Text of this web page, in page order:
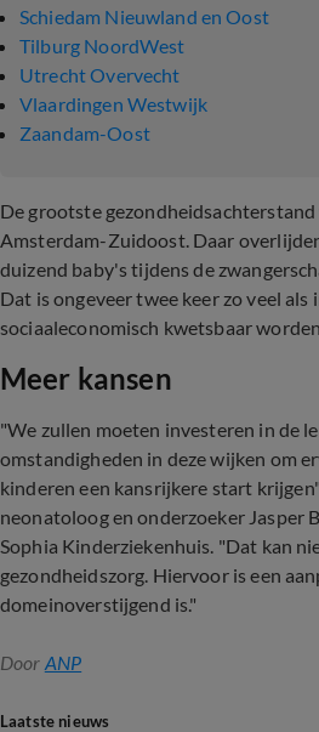
Schiedam Nieuwland en Oost
Tilburg NoordWest
Utrecht Overvecht
Vlaardingen Westwijk
Zaandam-Oost
De grootste
Amsterdam-Zuidoost. Daar
duizend baby's tijdens de
Dat is ongeveer twee keer zo veel als
sociaaleconomisch kwetsbaar
Meer kansen
"We zullen moeten investeren in de
omstandigheden in deze wijken om
kinderen een kansrijkere start
neonatoloog en onderzoeker Jasper
Sophia Kinderziekenhuis. "Dat kan
gezondheidszorg. Hiervoor is een
domeinoverstijgend is."
Door ANP
Laatste nieuws